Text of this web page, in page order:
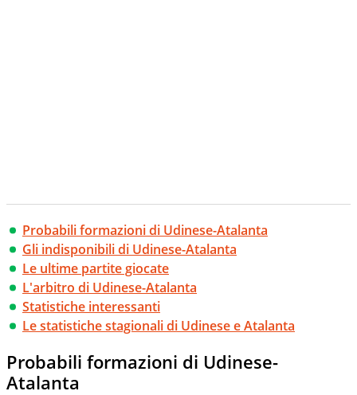
Probabili formazioni di Udinese-Atalanta
Gli indisponibili di Udinese-Atalanta
Le ultime partite giocate
L'arbitro di Udinese-Atalanta
Statistiche interessanti
Le statistiche stagionali di Udinese e Atalanta
Probabili formazioni di Udinese-
Atalanta